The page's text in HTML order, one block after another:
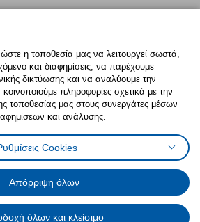
YoutubePinterestTwitter
Δήλωση ψηφιακής προσβασιμότητας
ΑκύρωσηςΡυθμίσεις cookiesΌροι Χρήσης
Προσωπικών Δεδομένων
Δεδομένων για IKEA.com.cy
η τοποθεσία μας να λειτουργεί σωστά,
και διαφημίσεις, να παρέχουμε
δικτύωσης και να αναλύουμε την
πληροφορίες σχετικά με την
τοποθεσίας μας στους συνεργάτες μέσων
και ανάλυσης.
Cookies
Απόρριψη όλων
όλων και κλείσιμο